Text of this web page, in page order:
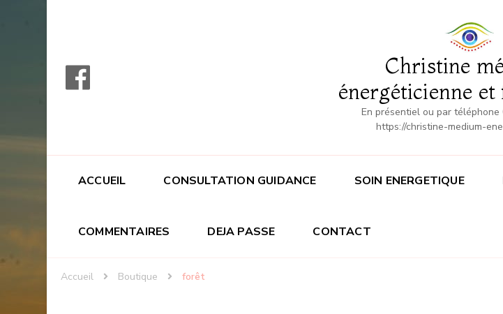
Christine
énergéticienne
En présentiel ou par
https://christine-medium-
ACCUEIL CONSULTATION GUIDANCE SOIN ENERGETIQUE
COMMENTAIRES DEJA PASSE CONTACT
Accueil Boutique forêt